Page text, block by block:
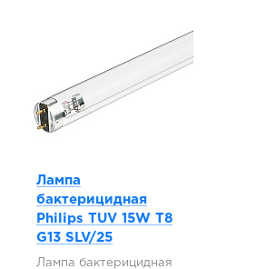
Лампа
бактерицидная
Philips TUV 15W T8
G13 SLV/25
Лампа бактерицидная